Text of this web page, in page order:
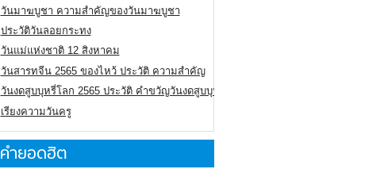
วันมาฆบูชา ความสำคัญของวันมาฆบูชา
ประวัติวันลอยกระทง
วันแม่แห่งชาติ 12 สิงหาคม
วันสารทจีน 2565 ของไหว้ ประวัติ ความสำคัญ
วันงดสูบบุหรี่โลก 2565 ประวัติ คำขวัญวันงดสูบบุหรี่โลก
เรียงความวันครู
คำยอดฮิต